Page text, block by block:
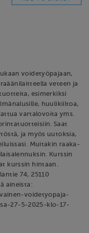
voidetyöpajaan,
veteen ja
esimerkiksi
huulikiiltoa,
vartalovoita yms.
Saat
ja myös uutoksia,
Muitakin raaka-
Kurssin
kurssin hintaan.
74, 25110
aineista:
voidetyopaja-
27-5-2025-klo-17-